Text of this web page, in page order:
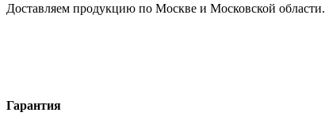
Доставляем продукцию по Москве и Московской области.
Гарантия